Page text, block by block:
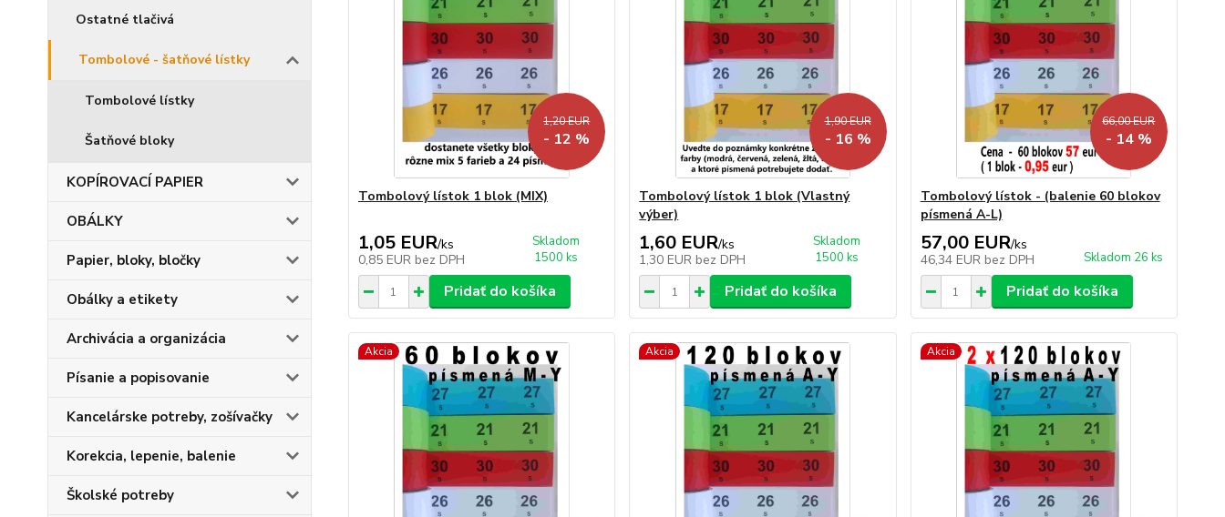
Ostatné tlačivá
Tombolové - šatňové lístky
Tombolové lístky
Šatňové bloky
KOPÍROVACÍ PAPIER
OBÁLKY
Papier, bloky, bločky
Obálky a etikety
Archivácia a organizácia
Písanie a popisovanie
Kancelárske potreby, zošívačky
Korekcia, lepenie, balenie
Školské potreby
1,20 EUR
- 12 %
Tombolový lístok 1 blok (MIX)
1,05 EUR/ks
0,85 EUR bez DPH
Skladom
1500 ks
Pridať do košíka
1,90 EUR
- 16 %
Tombolový lístok 1 blok (Vlastný
výber)
1,60 EUR/ks
1,30 EUR bez DPH
Skladom
1500 ks
Pridať do košíka
66,00 EUR
- 14 %
Tombolový lístok - (balenie 60 blokov
písmená A-L)
57,00 EUR/ks
46,34 EUR bez DPH Skladom 26 ks
Pridať do košíka
Akcia Akcia Akcia